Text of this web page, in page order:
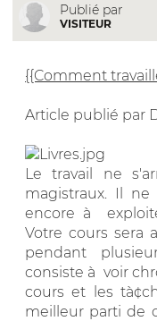
Publié par
VISITEUR
{{Comment
Article publié par
Le travail ne
magistraux. Il
encore à
Votre cours sera
pendant
consiste à voir
cours et les
meilleur parti de